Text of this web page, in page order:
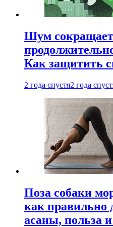
Шум сокращает
Как защитить
2 года спустя2 года
Поза собаки
как правильно
асаны, польза